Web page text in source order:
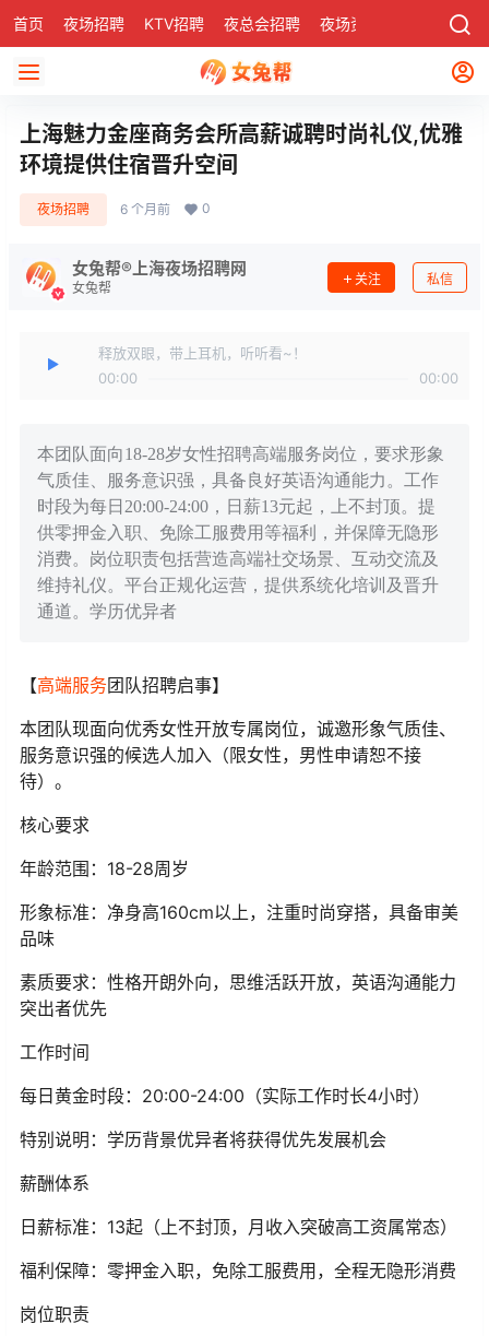
首页 夜场招聘 KTV招聘 夜总会招聘 夜场资讯 社区
上海魅力金座商务会所高薪诚聘时尚礼仪,优雅
环境提供住宿晋升空间
夜场招聘 6 个月前 0
女兔帮®上海夜场招聘网
女兔帮
关注 私信
释放双眼，带上耳机，听听看~！
00:00
00:00
本团队面向18-28岁女性招聘高端服务岗位，要求形象
气质佳、服务意识强，具备良好英语沟通能力。工作
时段为每日20:00-24:00，日薪13元起，上不封顶。提
供零押金入职、免除工服费用等福利，并保障无隐形
消费。岗位职责包括营造高端社交场景、互动交流及
维持礼仪。平台正规化运营，提供系统化培训及晋升
通道。学历优异者
【高端服务团队招聘启事】
本团队现面向优秀女性开放专属岗位，诚邀形象气质佳、
服务意识强的候选人加入（限女性，男性申请恕不接
待）。
核心要求
年龄范围：18-28周岁
形象标准：净身高160cm以上，注重时尚穿搭，具备审美
品味
素质要求：性格开朗外向，思维活跃开放，英语沟通能力
突出者优先
工作时间
每日黄金时段：20:00-24:00（实际工作时长4小时）
特别说明：学历背景优异者将获得优先发展机会
薪酬体系
日薪标准：13起（上不封顶，月收入突破高工资属常态）
福利保障：零押金入职，免除工服费用，全程无隐形消费
岗位职责